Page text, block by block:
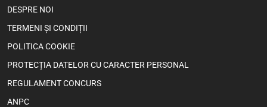
DESPRE NOI
TERMENI ȘI CONDIȚII
POLITICA COOKIE
PROTECȚIA DATELOR CU CARACTER PERSONAL
REGULAMENT CONCURS
ANPC